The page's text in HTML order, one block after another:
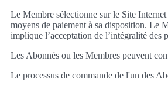
Le Membre sélectionne sur le Site
moyens de paiement à sa disposition. Le
implique l’acceptation de l’intégralité des
Les Abonnés ou les Membres peuvent
Le processus de commande de l'un des